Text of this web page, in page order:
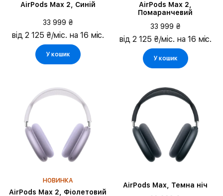
AirPods Max 2, Синій
33 999 ₴
від 2 125 ₴/міс. на 16 міс.
У кошик
AirPods Max 2,
Помаранчевий
33 999 ₴
від 2 125 ₴/міс. на 16 міс.
У кошик
НОВИНКА
AirPods Max 2, Фіолетовий
AirPods Max, Темна ніч